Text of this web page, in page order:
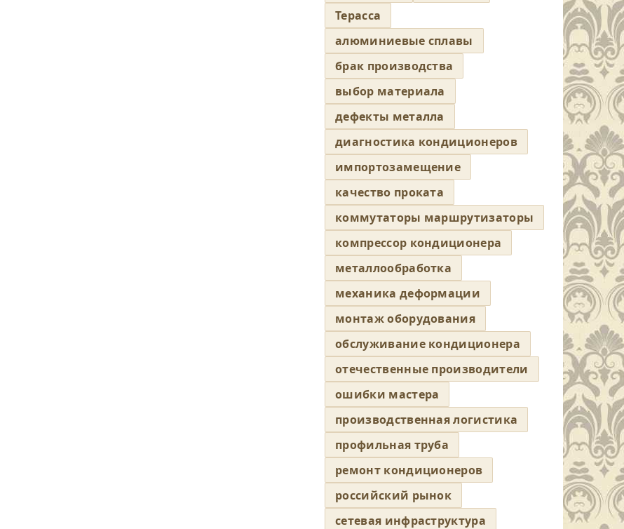
Терасса
алюминиевые сплавы
брак производства
выбор материала
дефекты металла
диагностика кондиционеров
импортозамещение
качество проката
коммутаторы маршрутизаторы
компрессор кондиционера
металлообработка
механика деформации
монтаж оборудования
обслуживание кондиционера
отечественные производители
ошибки мастера
производственная логистика
профильная труба
ремонт кондиционеров
российский рынок
сетевая инфраструктура